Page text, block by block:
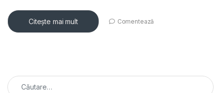
Citește mai mult Comentează
Caută după: